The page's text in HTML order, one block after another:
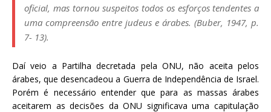
oficial, mas tornou suspeitos todos os esforços tendentes a
uma compreensão entre judeus e árabes. (Buber, 1947, p.
7- 13).
Daí veio a Partilha decretada pela ONU, não aceita pelos
árabes, que desencadeou a Guerra de Independência de Israel.
Porém é necessário entender que para as massas árabes
aceitarem as decisões da ONU significava uma capitulação